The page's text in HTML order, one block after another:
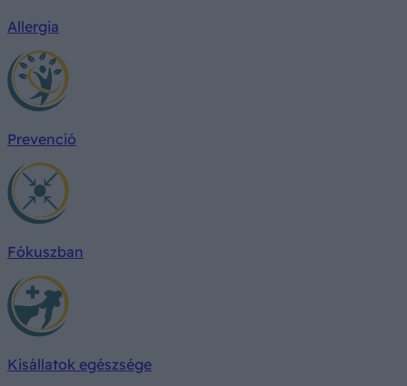
Allergia
Prevenció
Fókuszban
Kisállatok egészsége